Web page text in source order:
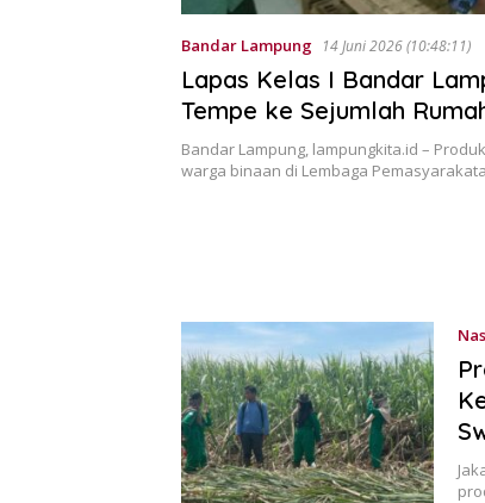
Bandar Lampung 14 Juni 2026 (10:48:11)
Lapas Kelas I Bandar
Tempe ke Sejumlah
Bandar Lampung, lampungkita.id –
warga binaan di Lembaga